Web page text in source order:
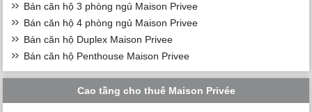
Bán căn hộ 3 phòng ngủ Maison Privee
Bán căn hộ 4 phòng ngủ Maison Privee
Bán căn hộ Duplex Maison Privee
Bán căn hộ Penthouse Maison Privee
Cao tầng cho thuê Maison Privée